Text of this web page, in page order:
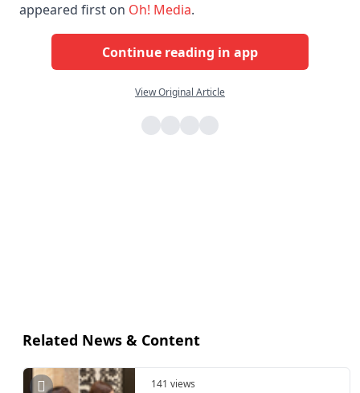
appeared first on Oh! Media.
Continue reading in app
View Original Article
Related News & Content
141 views